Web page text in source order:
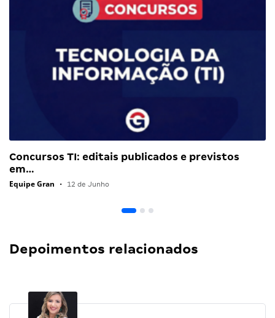
Concursos TI: editais publicados e previstos
em…
Equipe Gran • 12 de Junho
Depoimentos relacionados